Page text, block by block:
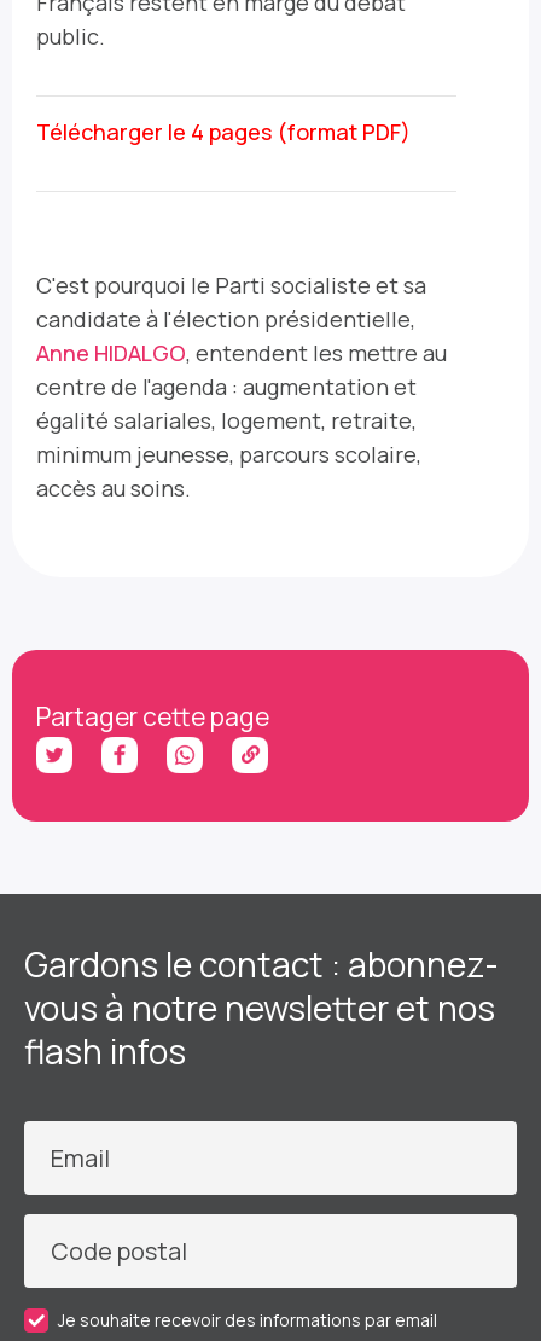
public.
Télécharger le 4 pages (format PDF)
C'est pourquoi le Parti socialiste et sa
candidate à l'élection présidentielle,
Anne HIDALGO, entendent les mettre au
centre de l'agenda : augmentation et
égalité salariales, logement, retraite,
minimum jeunesse, parcours scolaire,
accès au soins.
Partager cette page
Gardons le contact : abonnez-
vous à notre newsletter et nos
flash infos
Email
Code postal
Je souhaite recevoir des informations par email